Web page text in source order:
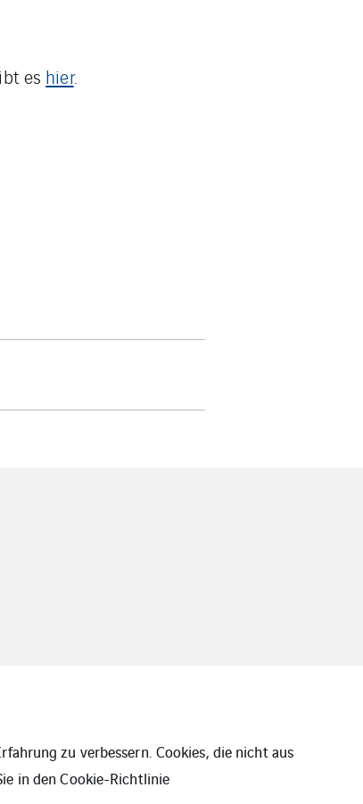
es hier.
zu verbessern. Cookies, die nicht aus
in denCookie-Richtlinie